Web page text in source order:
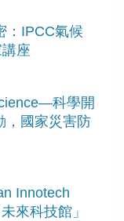
：IPCC氣候
座
科學開
，國家災害防
Innotech
來科技館」